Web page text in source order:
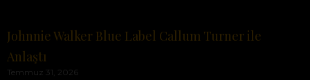
Johnnie Walker Blue Label Callum Turner ile
Anlaştı
Temmuz 31, 2026